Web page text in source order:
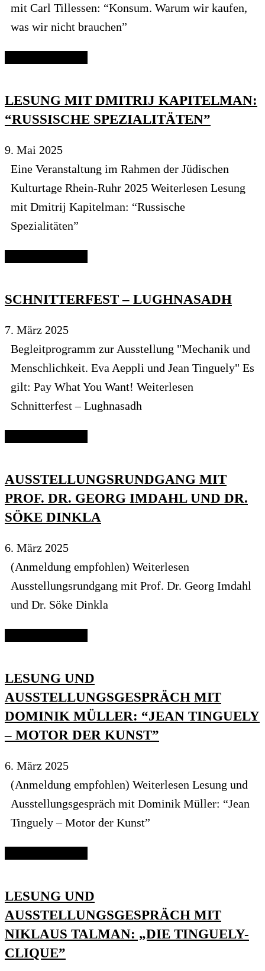
mit Carl Tillessen: “Konsum. Warum wir kaufen,
was wir nicht brauchen”
LESUNG MIT DMITRIJ KAPITELMAN:
“RUSSISCHE SPEZIALITÄTEN”
9. Mai 2025
Eine Veranstaltung im Rahmen der Jüdischen
Kulturtage Rhein-Ruhr 2025 Weiterlesen Lesung
mit Dmitrij Kapitelman: “Russische
Spezialitäten”
SCHNITTERFEST – LUGHNASADH
7. März 2025
Begleitprogramm zur Ausstellung "Mechanik und
Menschlichkeit. Eva Aeppli und Jean Tinguely" Es
gilt: Pay What You Want! Weiterlesen
Schnitterfest – Lughnasadh
AUSSTELLUNGSRUNDGANG MIT
PROF. DR. GEORG IMDAHL UND DR.
SÖKE DINKLA
6. März 2025
(Anmeldung empfohlen) Weiterlesen
Ausstellungsrundgang mit Prof. Dr. Georg Imdahl
und Dr. Söke Dinkla
LESUNG UND
AUSSTELLUNGSGESPRÄCH MIT
DOMINIK MÜLLER: “JEAN TINGUELY
– MOTOR DER KUNST”
6. März 2025
(Anmeldung empfohlen) Weiterlesen Lesung und
Ausstellungsgespräch mit Dominik Müller: “Jean
Tinguely – Motor der Kunst”
LESUNG UND
AUSSTELLUNGSGESPRÄCH MIT
NIKLAUS TALMAN: „DIE TINGUELY-
CLIQUE”